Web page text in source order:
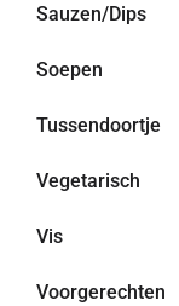
Sauzen/Dips
Soepen
Tussendoortje
Vegetarisch
Vis
Voorgerechten